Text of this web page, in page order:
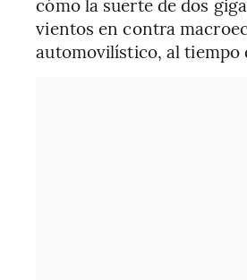
vientos en contra
automovilístico, al tiempo